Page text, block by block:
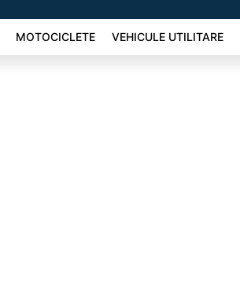
MOTOCICLETE VEHICULE UTILITARE